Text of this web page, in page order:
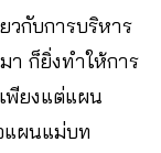
วกับการบริหาร
า ก็ยิ่งทำให้การ
พียงแต่แผน
แผนแม่บท